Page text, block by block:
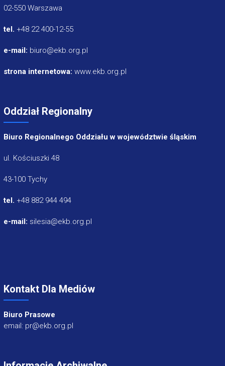
02-550 Warszawa
tel. +48 22 400-12-55
e-mail: biuro@ekb.org.pl
strona internetowa: www.ekb.org.pl
Oddział Regionalny
Biuro Regionalnego Oddziału w województwie śląskim
ul. Kościuszki 48
43-100 Tychy
tel. +48 882 944 494
e-mail: silesia@ekb.org.pl
Kontakt Dla Mediów
Biuro Prasowe
email: pr@ekb.org.pl